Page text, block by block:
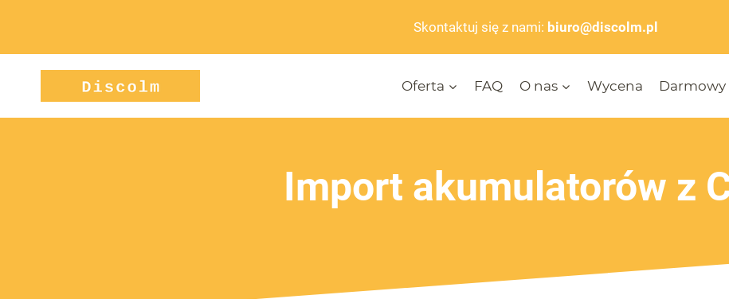
treści
Skontaktuj się z nami: biuro@discolm.pl
Oferta FAQ O nas Wycena
Import akumulatorów z